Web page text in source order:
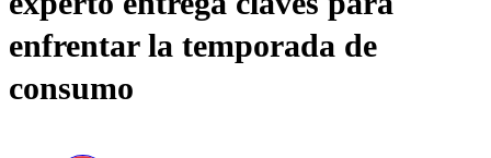
enfrentar la temporada de
consumo